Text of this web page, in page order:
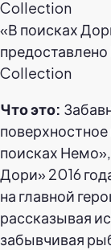
«В поисках
Collection
Что это:
поисках
Дори» 2016
на главной
рассказывая
забывчивая